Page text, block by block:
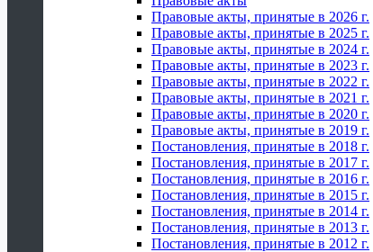
Правовые акты, принятые в 2026 г.
Правовые акты, принятые в 2025 г.
Правовые акты, принятые в 2024 г.
Правовые акты, принятые в 2023 г.
Правовые акты, принятые в 2022 г.
Правовые акты, принятые в 2021 г.
Правовые акты, принятые в 2020 г.
Правовые акты, принятые в 2019 г.
Постановления, принятые в 2018 г.
Постановления, принятые в 2017 г.
Постановления, принятые в 2016 г.
Постановления, принятые в 2015 г.
Постановления, принятые в 2014 г.
Постановления, принятые в 2013 г.
Постановления, принятые в 2012 г.